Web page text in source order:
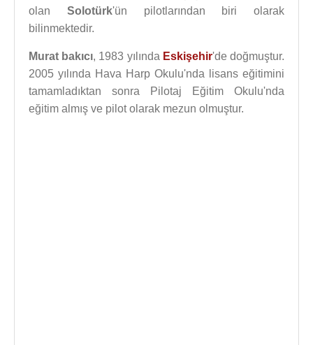
olan Solotürk'ün pilotlarından biri olarak
bilinmektedir.
Murat bakıcı, 1983 yılında Eskişehir'de doğmuştur.
2005 yılında Hava Harp Okulu'nda lisans eğitimini
tamamladıktan sonra Pilotaj Eğitim Okulu'nda
eğitim almış ve pilot olarak mezun olmuştur.